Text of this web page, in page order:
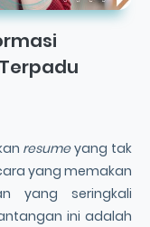
resumeyang tak
yang memakan
yang seringkali
ini adalah